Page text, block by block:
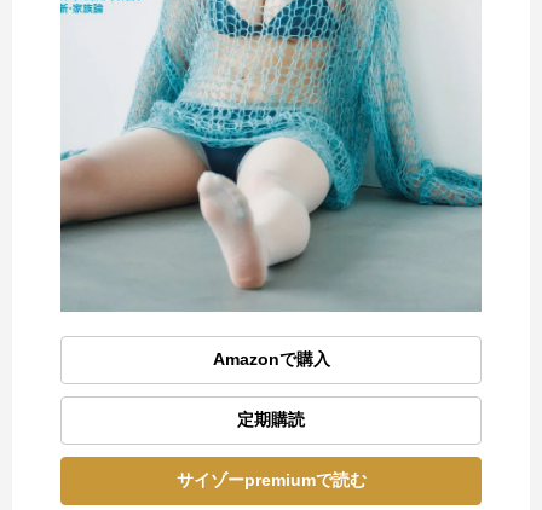
Amazonで購入
定期購読
サイゾーpremiumで読む